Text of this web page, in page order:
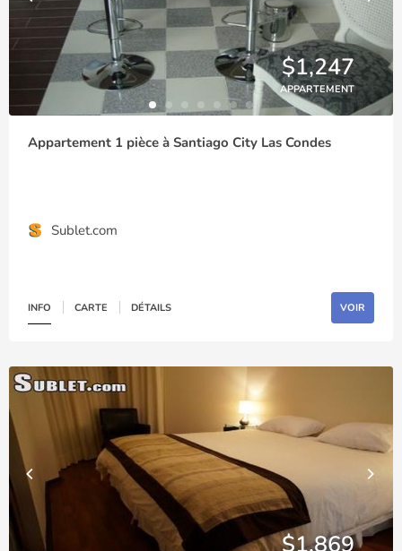
$1,247
APPARTEMENT
Appartement 1 pièce à Santiago City Las Condes
Sublet.com
INFO CARTE DÉTAILS VOIR